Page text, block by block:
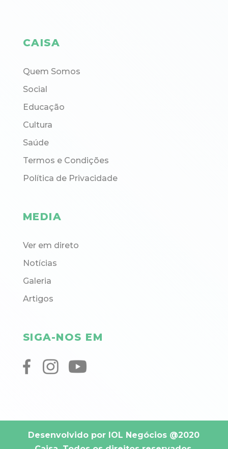
CAISA
Quem Somos
Social
Educação
Cultura
Saúde
Termos e Condições
Política de Privacidade
MEDIA
Ver em direto
Notícias
Galeria
Artigos
SIGA-NOS EM
Desenvolvido por IOL Negócios @2020